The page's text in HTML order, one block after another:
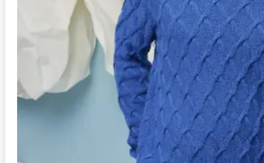
Anleitung in Größen
L/XL, S/M
Stil
Schal
Schwierigkeit
mittel